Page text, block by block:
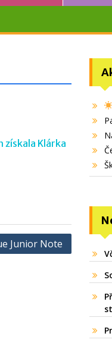
získala Klárka
Junior Note